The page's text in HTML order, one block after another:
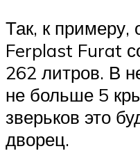
Так, к примеру,
Ferplast Furat
262 литров. В
не больше 5
зверьков это
дворец.